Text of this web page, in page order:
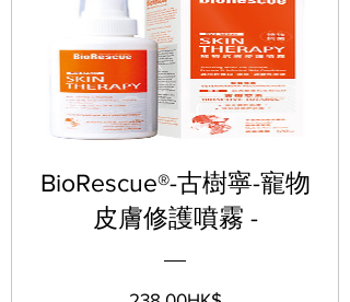
BioRescue®-古樹寧-寵物
皮膚修護噴霧 -
價